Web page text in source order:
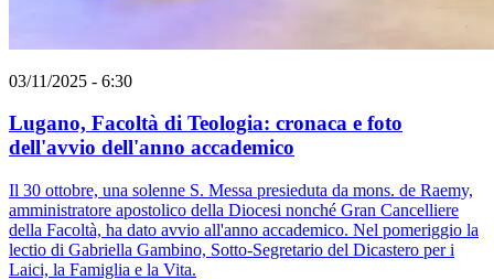
03/11/2025 - 6:30
Lugano, Facoltà di Teologia: cronaca e foto
dell'avvio dell'anno accademico
Il 30 ottobre, una solenne S. Messa presieduta da mons. de Raemy,
amministratore apostolico della Diocesi nonché Gran Cancelliere
della Facoltà, ha dato avvio all'anno accademico. Nel pomeriggio la
lectio di Gabriella Gambino, Sotto-Segretario del Dicastero per i
Laici, la Famiglia e la Vita.